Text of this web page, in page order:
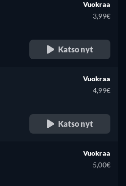
Vuokraa
3,99€
Katso nyt
Vuokraa
4,99€
Katso nyt
Vuokraa
5,00€